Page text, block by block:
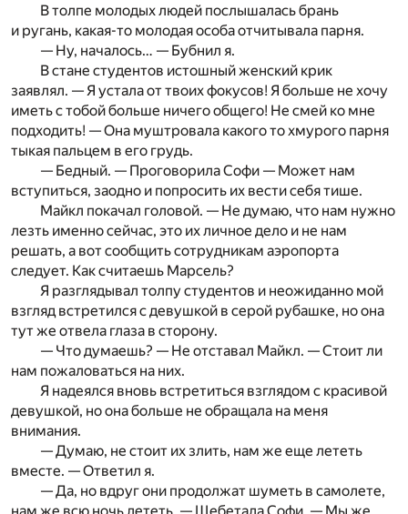
В толпе молодых людей послышалась брань
и ругань, какая-то молодая особа отчитывала парня.
— Ну, началось… — Бубнил я.
В стане студентов истошный женский крик
заявлял. — Я устала от твоих фокусов! Я больше не хочу
иметь с тобой больше ничего общего! Не смей ко мне
подходить! — Она муштровала какого то хмурого парня
тыкая пальцем в его грудь.
— Бедный. — Проговорила Софи — Может нам
вступиться, заодно и попросить их вести себя тише.
Майкл покачал головой. — Не думаю, что нам нужно
лезть именно сейчас, это их личное дело и не нам
решать, а вот сообщить сотрудникам аэропорта
следует. Как считаешь Марсель?
Я разглядывал толпу студентов и неожиданно мой
взгляд встретился с девушкой в серой рубашке, но она
тут же отвела глаза в сторону.
— Что думаешь? — Не отставал Майкл. — Стоит ли
нам пожаловаться на них.
Я надеялся вновь встретиться взглядом с красивой
девушкой, но она больше не обращала на меня
внимания.
— Думаю, не стоит их злить, нам же еще лететь
вместе. — Ответил я.
— Да, но вдруг они продолжат шуметь в самолете,